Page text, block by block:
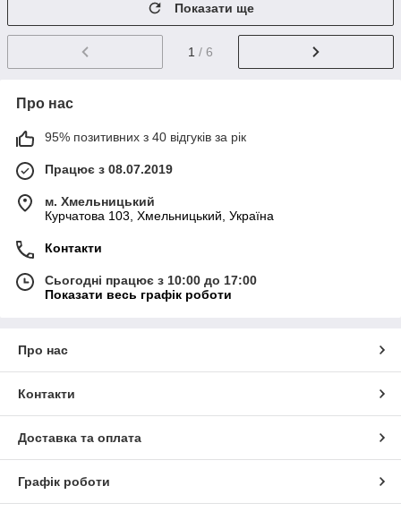
Показати ще
1 / 6
Про нас
95% позитивних з 40 відгуків за рік
Працює з 08.07.2019
м. Хмельницький
Курчатова 103, Хмельницький, Україна
Контакти
Сьогодні працює з 10:00 до 17:00
Показати весь графік роботи
Про нас
Контакти
Доставка та оплата
Графік роботи